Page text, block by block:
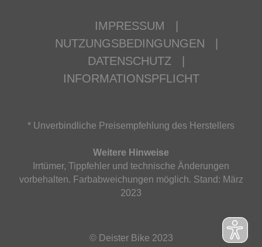
IMPRESSUM
NUTZUNGSBEDINGUNGEN
DATENSCHUTZ
INFORMATIONSPFLICHT
* Unverbindliche Preisempfehlung des Herstellers
Weitere Hinweise
Irrtümer, Tippfehler und technische Änderungen
vorbehalten. Farbabweichungen möglich. Stand: März
2023
© Deister Bike 2023